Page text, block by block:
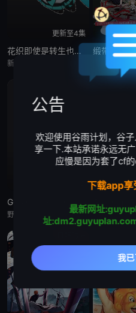
更新至4集
花织即使是转生也想打架 缎带骑士
Grow Up Show :向日葵马戏团:
野田朋花,黒崎しおり,小山内怜央,安堂ななこ,楠木ともり,夏吉ゆうこ,鎌仓有那,岩桥由佳,茅野爱衣,钉宫理恵,山口祥行,関根明良,御园紬,冈本茉利,安藤紬,阿部碧音,及川隆之助,浅川暦,小田岛乃风,铃木絵理,杉浦しおり,漆山ゆうき,中岛卓也,角田雄二郎,野田航弥,中岛卓也,菊池康弘,角田雄二郎,村井美里,伊原正明
公告
欢迎使用谷雨计划，谷
享一下.本站承诺永远无
应慢是因为套了cf
下载app享
最新网址
址